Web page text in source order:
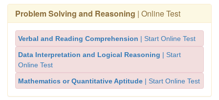
Problem Solving and Reasoning | Online Test
Verbal and Reading Comprehension | Start Online Test
Data Interpretation and Logical Reasoning | Start
Online Test
Mathematics or Quantitative Aptitude | Start Online Test